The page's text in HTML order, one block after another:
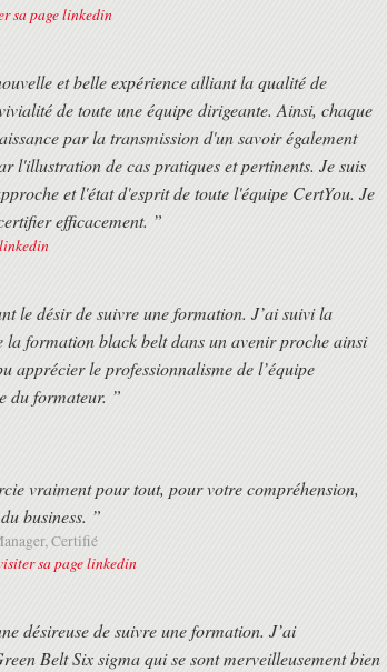
sa page linkedin
et belle expérience alliant la qualité de
de toute une équipe dirigeante. Ainsi, chaque
par la transmission d'un savoir également
l'illustration de cas pratiques et pertinents. Je suis
et l'état d'esprit de toute l'équipe CertYou. Je
efficacement. ”
le désir de suivre une formation. J’ai suivi la
la formation black belt dans un avenir proche ainsi
apprécier le professionnalisme de l’équipe
du formateur. ”
vraiment pour tout, pour votre compréhension,
business. ”
Certifié
sa page linkedin
désireuse de suivre une formation. J’ai
Belt Six sigma qui se sont merveilleusement bien